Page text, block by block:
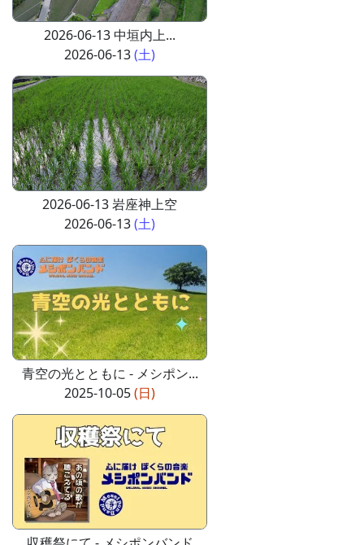
2026-06-13 中垣内上...
2026-06-13(土)
2026-06-13 岩座神上空
2026-06-13(土)
青空の光とともに - メシポン...
2025-10-05(日)